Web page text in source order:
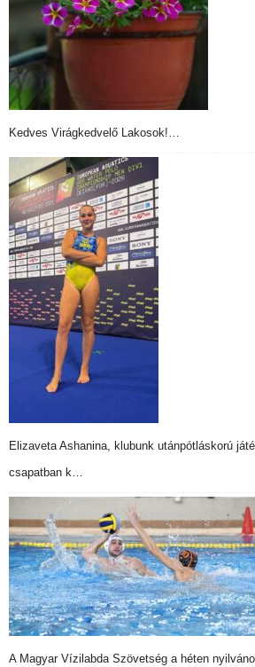
Kedves Virágkedvelő Lakosok!…
Elizaveta Ashanina, klubunk utánpótláskorú
csapatban k…
A Magyar Vízilabda Szövetség a héten